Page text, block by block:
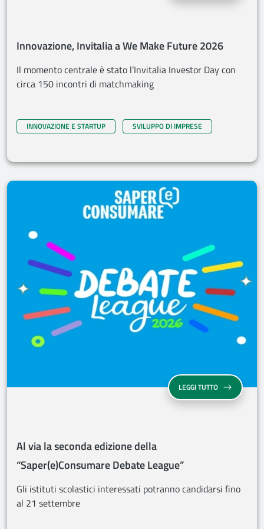
Innovazione, Invitalia a We Make Future 2026
Il momento centrale è stato l’Invitalia Investor Day con
circa 150 incontri di matchmaking
INNOVAZIONE E STARTUP SVILUPPO DI IMPRESE
LEGGI TUTTOAL VIA LA
Al via la seconda edizione della
“Saper(e)Consumare Debate League”
Gli istituti scolastici interessati potranno candidarsi fino
al 21 settembre